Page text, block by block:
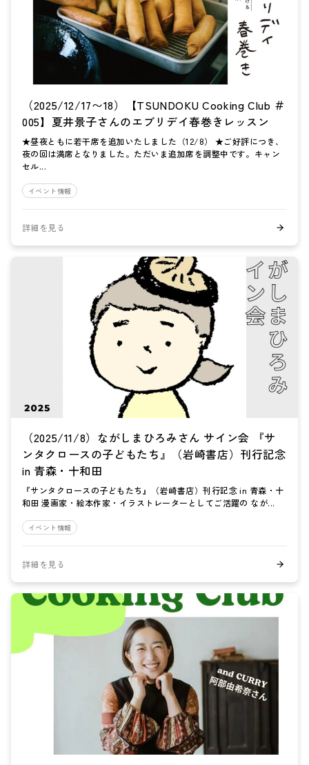
（2025/12/17〜18）【TSUNDOKU Cooking Club ＃
005】夏井景子さんのエブリデイ春巻きレッスン
★昼夜ともに若干席を追加いたしました（12/8） ★ご好評につき、
夜の回は満席となりました。ただいま追加席を調整中です。キャン
セル...
イベント情報
詳細を見る
（2025/11/8）ながしまひろみさん サイン会 『サ
ンタクロースの子どもたち』（岩崎書店）刊行記念
in 青森・十和田
『サンタクロースの子どもたち』（岩崎書店）刊行記念 in 青森・十
和田 漫画家・絵本作家・イラストレーターとしてご活躍の なが...
イベント情報
詳細を見る